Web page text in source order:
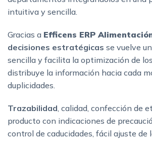
intuitiva y sencilla.
Gracias a Efficens ERP
decisiones estratégicas se vuelve
sencilla y facilita la optimización de
distribuye la información hacia cada
duplicidades.
Trazabilidad , calidad, confección de
producto con indicaciones de
control de caducidades, fácil ajuste de